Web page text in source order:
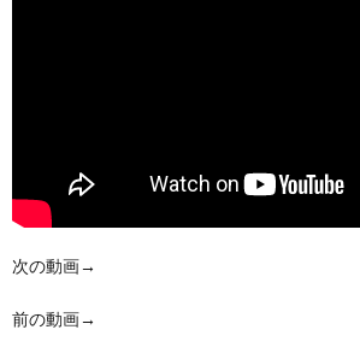
次の動画→
前の動画→